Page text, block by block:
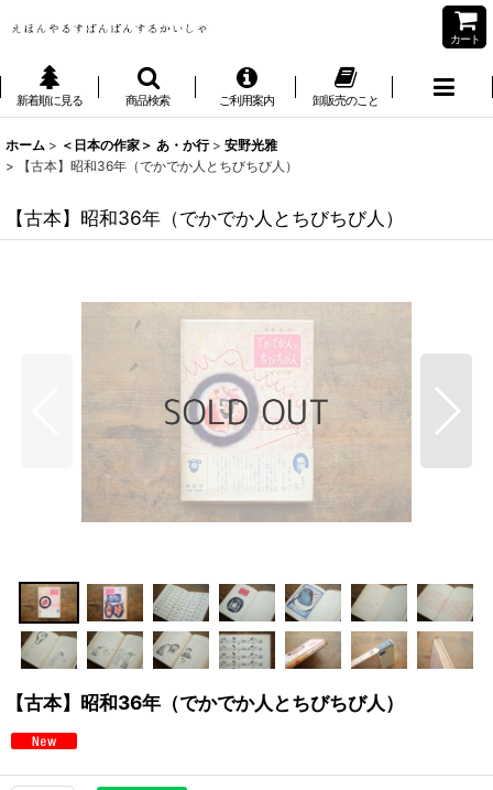
カート
新着順に見る 商品検索 ご利用案内 卸販売のこと
ホーム > ＜日本の作家＞ あ・か行 > 安野光雅
>
【古本】昭和36年（でかでか人とちびちび人）
【古本】昭和36年（でかでか人とちびちび人）
【古本】昭和36年（でかでか人とちびちび人）